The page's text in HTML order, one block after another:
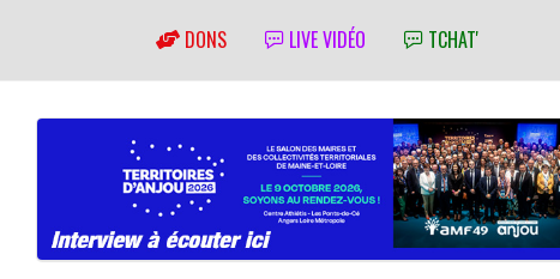
DONS LIVE VIDÉO TCHAT'